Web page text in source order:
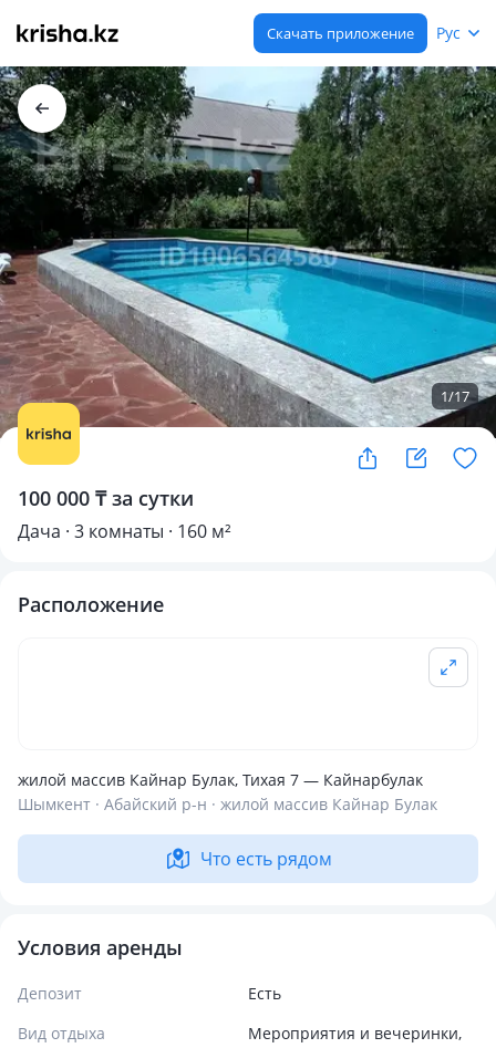
Скачать приложение Рус
1/17
100 000 ₸ за сутки
Дача · 3 комнаты · 160 м²
Расположение
жилой массив Кайнар Булак, Тихая 7 — Кайнарбулак
Шымкент · Абайский р-н · жилой массив Кайнар Булак
Что есть рядом
Условия аренды
Депозит
Есть
Вид отдыха
Мероприятия и вечеринки,